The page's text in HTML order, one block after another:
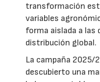
transformación
variables
forma aislada a las
distribución global.
La campaña 2025/
descubierto una